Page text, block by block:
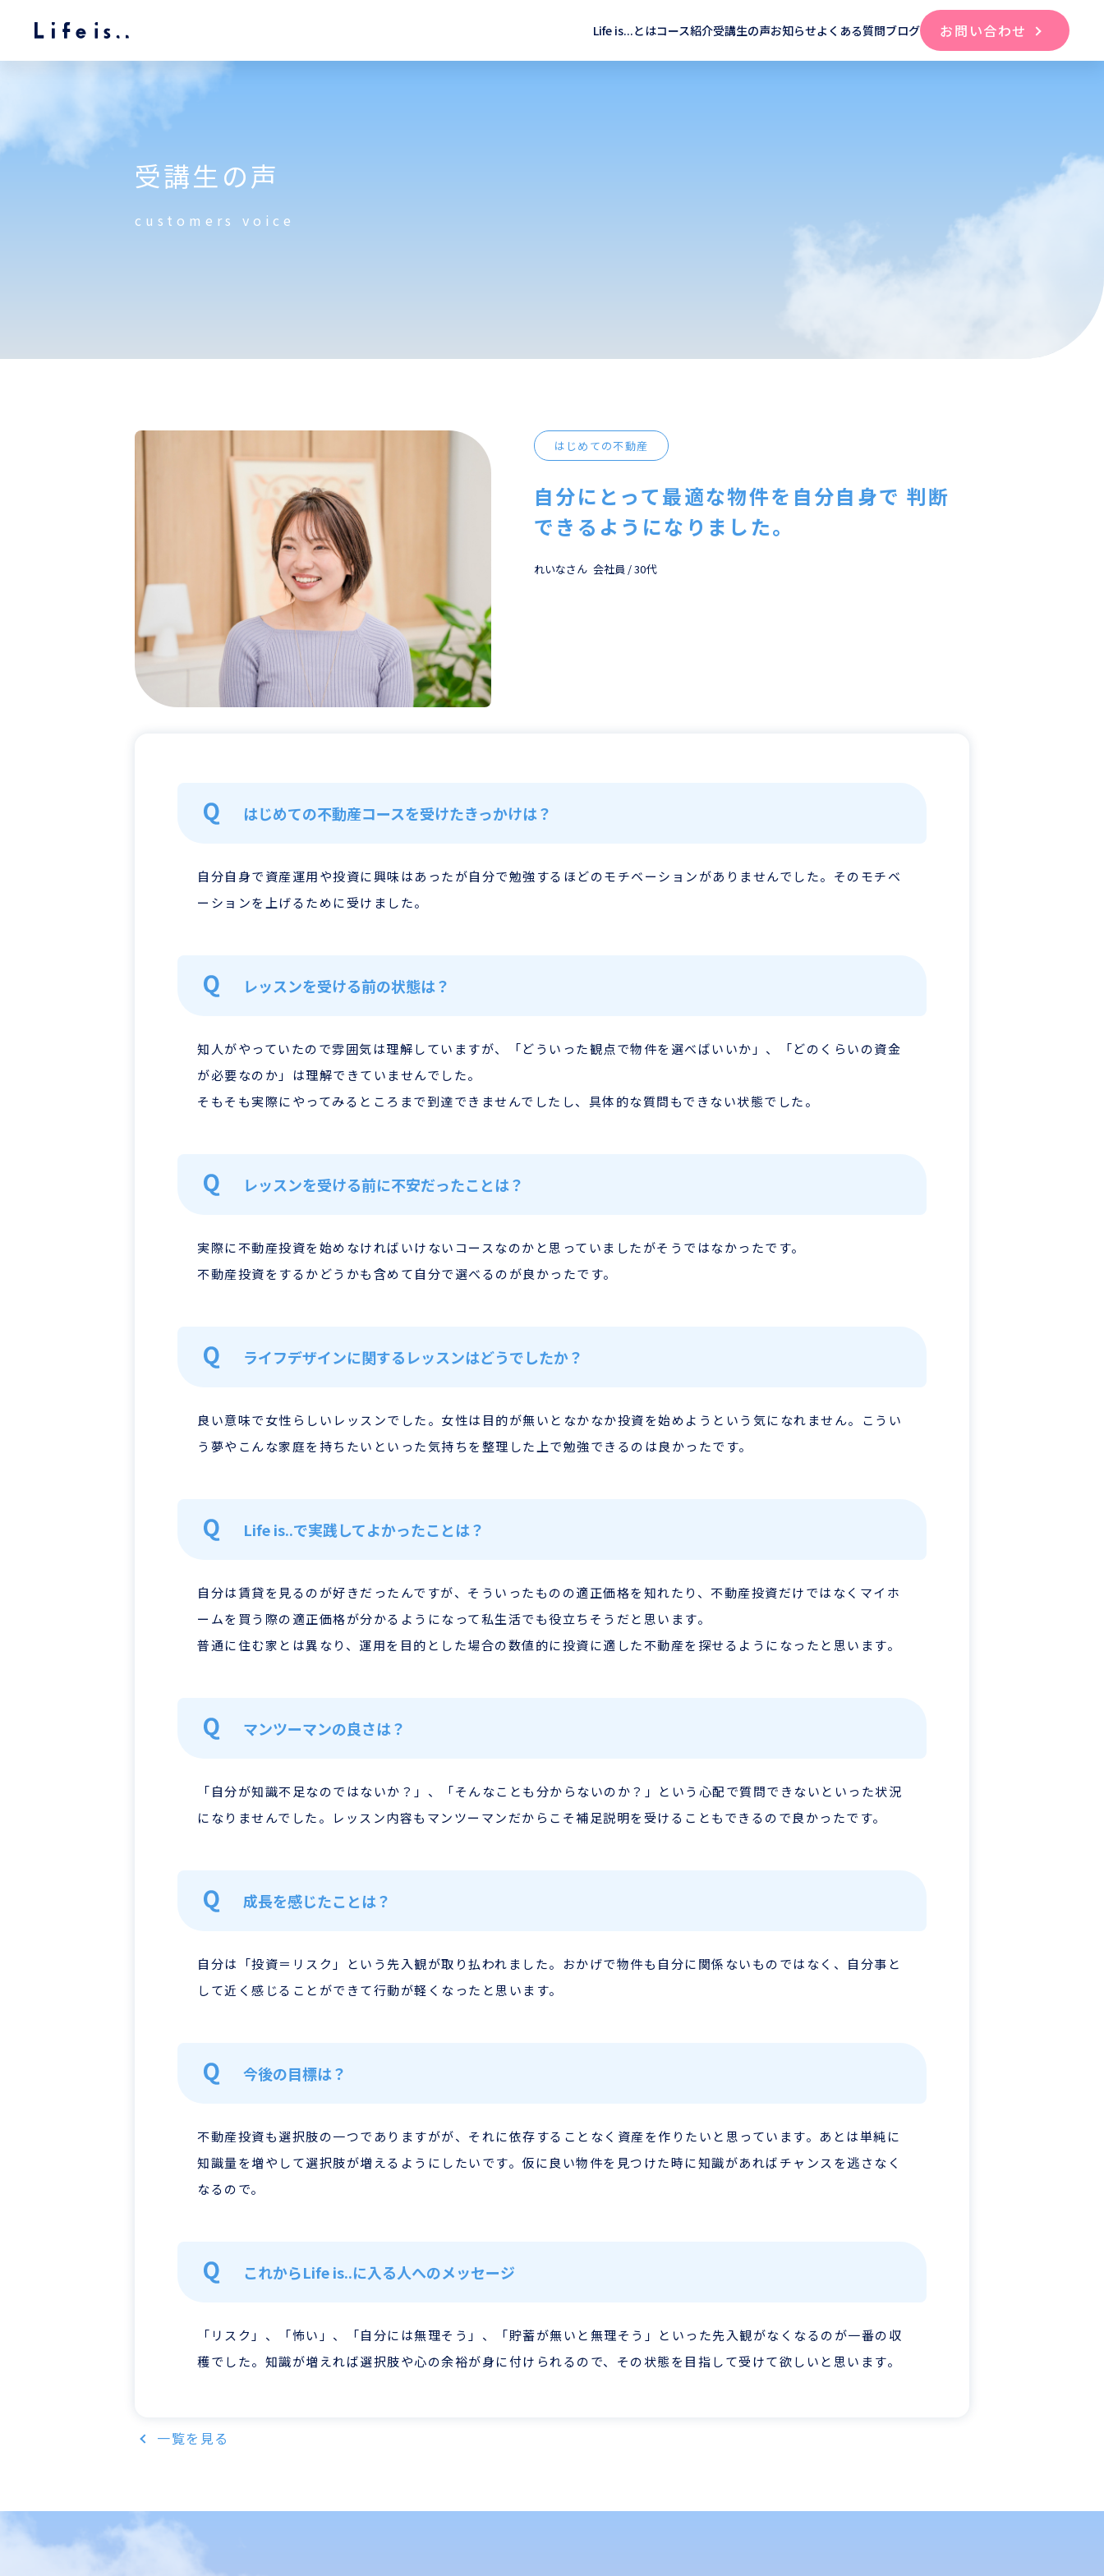
Life is...とはコース紹介受講生の声お知らせよくある質問ブログ お問い合わせ
受講生の声
customers voice
はじめての不動産
自分にとって最適な物件を自分自身で 判断
できるようになりました。
れいなさん 会社員 /30代
はじめての不動産コースを受けたきっかけは？
自分自身で資産運用や投資に興味はあったが自分で勉強するほどのモチベーションがありませんでした。そのモチベ
ーションを上げるために受けました。
レッスンを受ける前の状態は？
知人がやっていたので雰囲気は理解していますが、「どういった観点で物件を選べばいいか」、「どのくらいの資金
が必要なのか」は理解できていませんでした。
そもそも実際にやってみるところまで到達できませんでしたし、具体的な質問もできない状態でした。
レッスンを受ける前に不安だったことは？
実際に不動産投資を始めなければいけないコースなのかと思っていましたがそうではなかったです。
不動産投資をするかどうかも含めて自分で選べるのが良かったです。
ライフデザインに関するレッスンはどうでしたか？
良い意味で女性らしいレッスンでした。女性は目的が無いとなかなか投資を始めようという気になれません。こうい
う夢やこんな家庭を持ちたいといった気持ちを整理した上で勉強できるのは良かったです。
Life is..で実践してよかったことは？
自分は賃貸を見るのが好きだったんですが、そういったものの適正価格を知れたり、不動産投資だけではなくマイホ
ームを買う際の適正価格が分かるようになって私生活でも役立ちそうだと思います。
普通に住む家とは異なり、運用を目的とした場合の数値的に投資に適した不動産を探せるようになったと思います。
マンツーマンの良さは？
「自分が知識不足なのではないか？」、「そんなことも分からないのか？」という心配で質問できないといった状況
になりませんでした。レッスン内容もマンツーマンだからこそ補足説明を受けることもできるので良かったです。
成長を感じたことは？
自分は「投資＝リスク」という先入観が取り払われました。おかげで物件も自分に関係ないものではなく、自分事と
して近く感じることができて行動が軽くなったと思います。
今後の目標は？
不動産投資も選択肢の一つでありますがが、それに依存することなく資産を作りたいと思っています。あとは単純に
知識量を増やして選択肢が増えるようにしたいです。仮に良い物件を見つけた時に知識があればチャンスを逃さなく
なるので。
これからLife is..に入る人へのメッセージ
「リスク」、「怖い」、「自分には無理そう」、「貯蓄が無いと無理そう」といった先入観がなくなるのが一番の収
穫でした。知識が増えれば選択肢や心の余裕が身に付けられるので、その状態を目指して受けて欲しいと思います。
一覧を見る